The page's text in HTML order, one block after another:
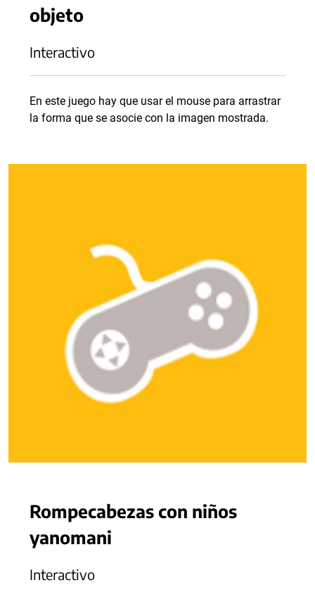
objeto
Interactivo
En este juego hay que usar el mouse para arrastrar
la forma que se asocie con la imagen mostrada.
Rompecabezas con niños
yanomani
Interactivo